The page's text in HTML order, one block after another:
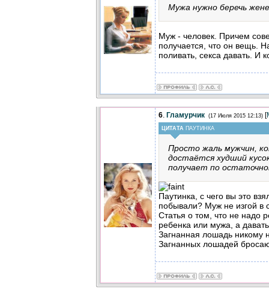
Мужа нужно беречь
Муж - человек. Причем
получается, что он вещь.
поливать, секса давать. И
6. Гламурчик (17 Июля 2015 12:13) [
ЦИТАТА ПАУТИНКА
Просто жаль мужчин,
достаётся худший
получает по
Паутинка, с чего вы это
побывали? Муж не изгой в
Статья о том, что не надо
ребенка или мужа, а
Загнанная лошадь никому
Загнанных лошадей